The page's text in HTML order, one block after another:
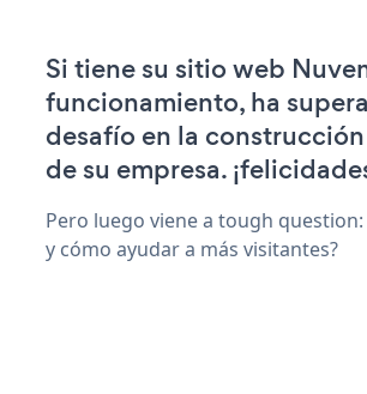
Si tiene su sitio web
funcionamiento, ha
desafío en la
de su empresa.
Pero luego viene a tough
y cómo ayudar a más visitantes?